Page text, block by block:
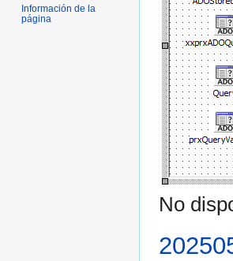
No
Información de la
página